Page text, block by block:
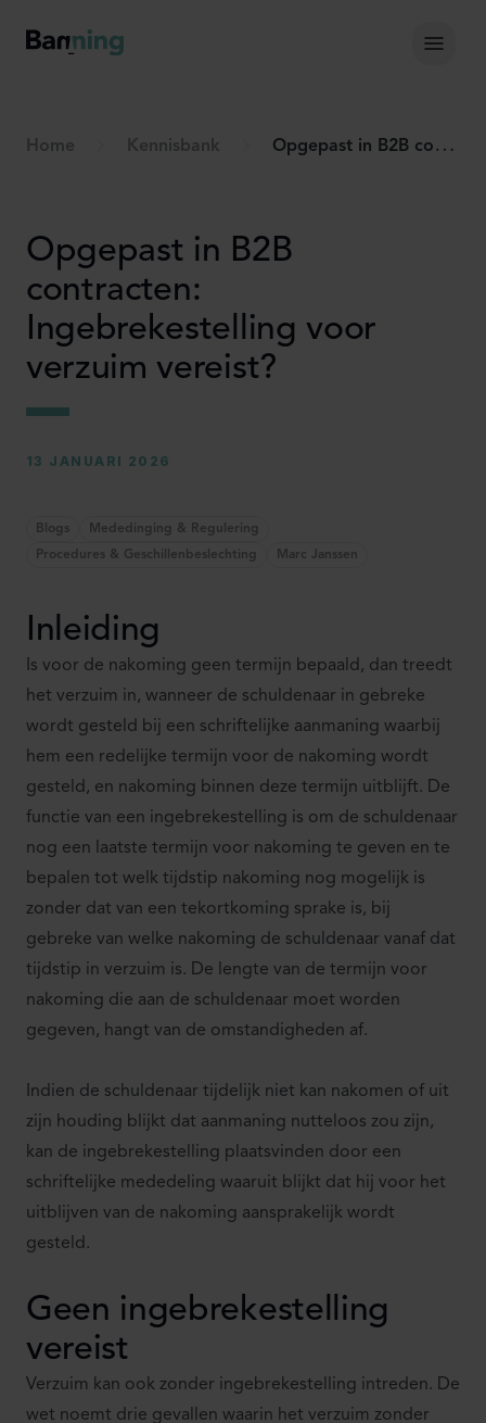
Home Kennisbank Opgepast in B2B contracten: Ingebrekestelling voor verzuim vereist?
Opgepast in B2B
contracten:
Ingebrekestelling voor
verzuim vereist?
13 JANUARI 2026
Blogs
Mededinging & Regulering
Procedures & Geschillenbeslechting
Marc Janssen
Inleiding
Is voor de nakoming geen termijn bepaald, dan treedt
het verzuim in, wanneer de schuldenaar in gebreke
wordt gesteld bij een schriftelijke aanmaning waarbij
hem een redelijke termijn voor de nakoming wordt
gesteld, en nakoming binnen deze termijn uitblijft. De
functie van een ingebrekestelling is om de schuldenaar
nog een laatste termijn voor nakoming te geven en te
bepalen tot welk tijdstip nakoming nog mogelijk is
zonder dat van een tekortkoming sprake is, bij
gebreke van welke nakoming de schuldenaar vanaf dat
tijdstip in verzuim is. De lengte van de termijn voor
nakoming die aan de schuldenaar moet worden
gegeven, hangt van de omstandigheden af.
Indien de schuldenaar tijdelijk niet kan nakomen of uit
zijn houding blijkt dat aanmaning nutteloos zou zijn,
kan de ingebrekestelling plaatsvinden door een
schriftelijke mededeling waaruit blijkt dat hij voor het
uitblijven van de nakoming aansprakelijk wordt
gesteld.
Geen ingebrekestelling
vereist
Verzuim kan ook zonder ingebrekestelling intreden. De
wet noemt drie gevallen waarin het verzuim zonder